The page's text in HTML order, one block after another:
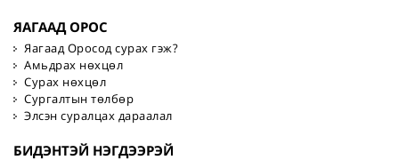
ЯАГААД ОРОС
Яагаад Оросод сурах гэж?
Амьдрах нөхцөл
Сурах нөхцөл
Сургалтын төлбөр
Элсэн суралцах дараалал
БИДЭНТЭЙ НЭГДЭЭРЭЙ